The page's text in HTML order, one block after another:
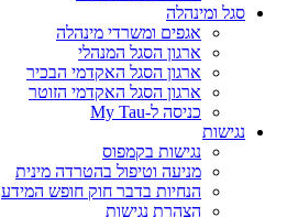
סגל ומינהלה
אגפים ומשרדי מינהלה
ארגון הסגל המנהלי
ארגון הסגל האקדמי הבכיר
ארגון הסגל האקדמי הזוטר
כניסה ל-My Tau
נגישות
נגישות בקמפוס
מניעה וטיפול בהטרדה מינית
הנחיות בדבר חוק חופש המידע
הצהרת נגישות